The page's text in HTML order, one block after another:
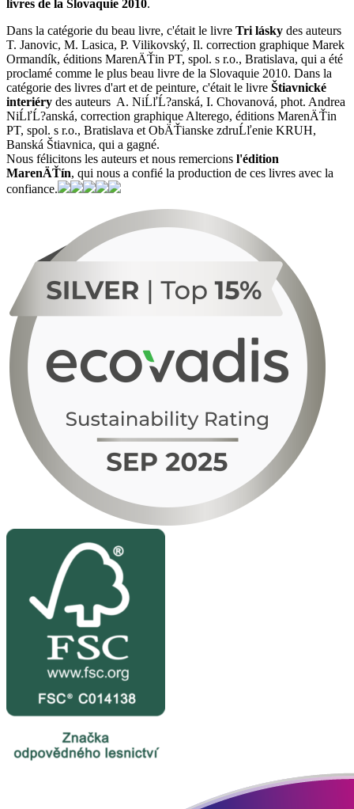
livres de la Slovaquie 2010.
Dans la catégorie du beau livre, c'était le livre Tri lásky des auteurs
T. Janovic, M. Lasica, P. Vilikovský, Il. correction graphique Marek
Ormandík, éditions MarenÄŤin PT, spol. s r.o., Bratislava, qui a été
proclamé comme le plus beau livre de la Slovaquie 2010. Dans la
catégorie des livres d'art et de peinture, c'était le livre Štiavnické
interiéry des auteurs A. NiĹľĹ?anská, I. Chovanová, phot. Andrea
NiĹľĹ?anská, correction graphique Alterego, éditions MarenÄŤin
PT, spol. s r.o., Bratislava et ObÄŤianske zdruĹľenie KRUH,
Banská Štiavnica, qui a gagné.
Nous félicitons les auteurs et nous remercions l'édition
MarenÄŤín, qui nous a confié la production de ces livres avec la
confiance.